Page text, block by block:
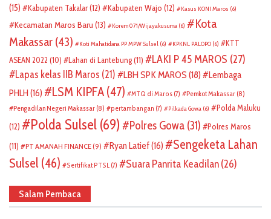
(15)
Kabupaten Takalar(12) Kabupaten Wajo (12) Kasus KONI Maros (6)
Kecamatan Maros Baru (13) Korem 071/Wijayakusuma (6)
Kota
Makassar (43) Koti Mahatidana PP MPW Sulsel (6) KPKNL PALOPO (6)
KTT
ASEAN 2022 (10) Lahan di Lantebung(11) LAKI P 45 MAROS (27)
Lapas kelas IIB Maros (21) LBH SPK MAROS (18)
Lembaga
PHLH (16) LSM KIPFA (47) MTQ di Maros (7) Pemkot Makassar (8)
Pengadilan Negeri Makassar (8) pertambangan (7) Pilkada Gowa (6)
Polda Maluku
(12)
Polda Sulsel (69) Polres Gowa (31)
Polres Maros
(11)
PT AMANAH FINANCE(9) Ryan Latief(16)
Sengeketa Lahan
Sulsel (46) Sertifikat PTSL (7) Suara Panrita Keadilan(26)
Salam Pembaca